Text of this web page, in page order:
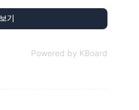
기
Powered by KBoard